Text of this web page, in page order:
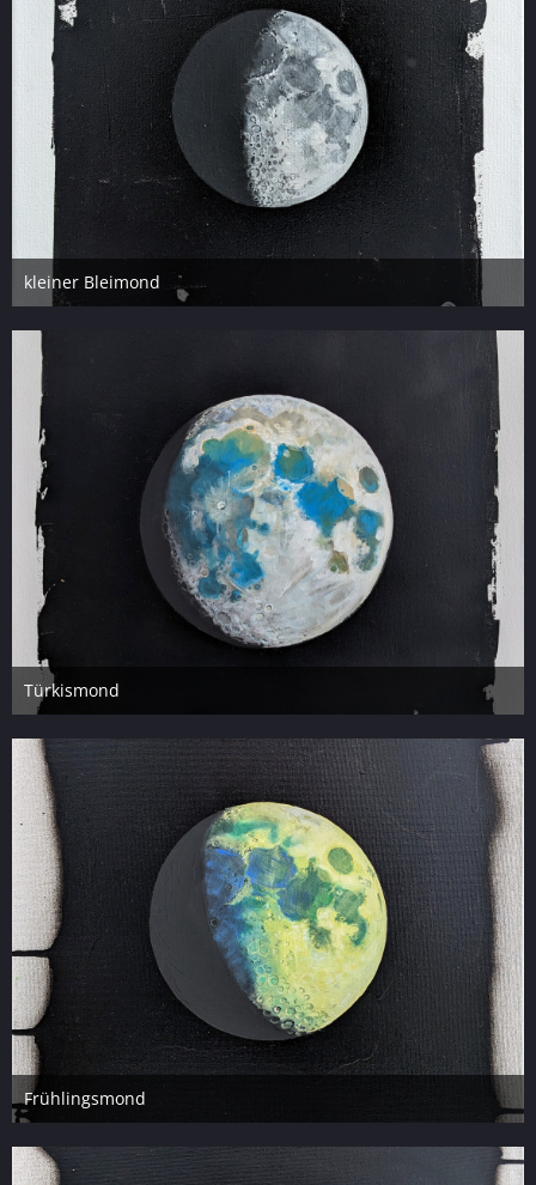
kleiner Bleimond
12. Mai 2023
Türkismond
24. April 2023
6
Frühlingsmond
24. April 2023
5